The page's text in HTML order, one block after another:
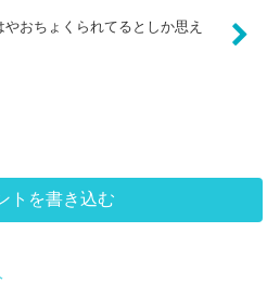
おちょくられてるとしか思え
トを書き込む